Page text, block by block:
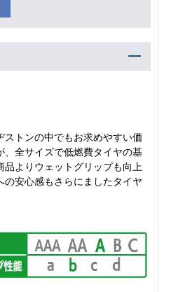
ストンの中でもお求めやすい価
、全サイズで低燃費タイヤの基
よりウェットグリップも向上
の安心感もさらにましたタイヤ